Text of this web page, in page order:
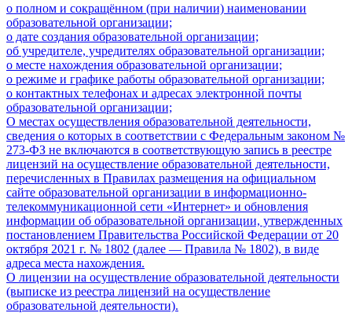
о полном и сокращённом (при наличии) наименовании
образовательной организации;
о дате создания образовательной организации;
об учредителе, учредителях образовательной организации;
о месте нахождения образовательной организации;
о режиме и графике работы образовательной организации;
о контактных телефонах и адресах электронной почты
образовательной организации;
О местах осуществления образовательной деятельности,
сведения о которых в соответствии с Федеральным законом №
273-ФЗ не включаются в соответствующую запись в реестре
лицензий на осуществление образовательной деятельности,
перечисленных в Правилах размещения на официальном
сайте образовательной организации в информационно-
телекоммуникационной сети «Интернет» и обновления
информации об образовательной организации, утвержденных
постановлением Правительства Российской Федерации от 20
октября 2021 г. № 1802 (далее — Правила № 1802), в виде
адреса места нахождения.
О лицензии на осуществление образовательной деятельности
(выписке из реестра лицензий на осуществление
образовательной деятельности).